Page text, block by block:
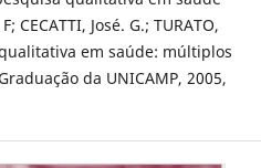
CECATTI, José. G.; TURATO,
em saúde: múltiplos
da UNICAMP, 2005,